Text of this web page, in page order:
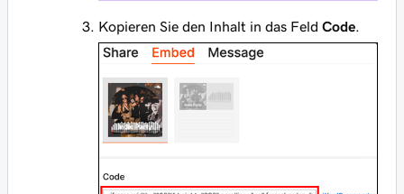
Kopieren Sie den Inhalt in das Feld Code